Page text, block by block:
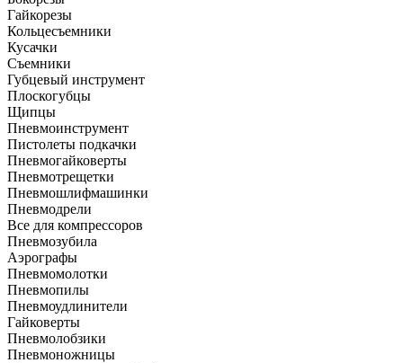
Гайкорезы
Кольцесъемники
Кусачки
Съемники
Губцевый инструмент
Плоскогубцы
Щипцы
Пневмоинструмент
Пистолеты подкачки
Пневмогайковерты
Пневмотрещетки
Пневмошлифмашинки
Пневмодрели
Все для компрессоров
Пневмозубила
Аэрографы
Пневмомолотки
Пневмопилы
Пневмоудлинители
Гайковерты
Пневмолобзики
Пневмоножницы